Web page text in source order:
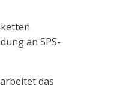
an SPS-
das